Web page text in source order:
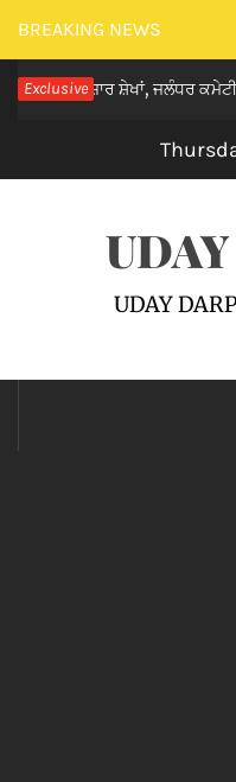
Skip
to
content
BREAKING NEWS
Exclusive
ਬਾਜ਼ਾਰ ਸ਼ੇਖਾਂ, ਜਲੰਧਰ ਕਮੇਟੀ ਨੇ
UDAY